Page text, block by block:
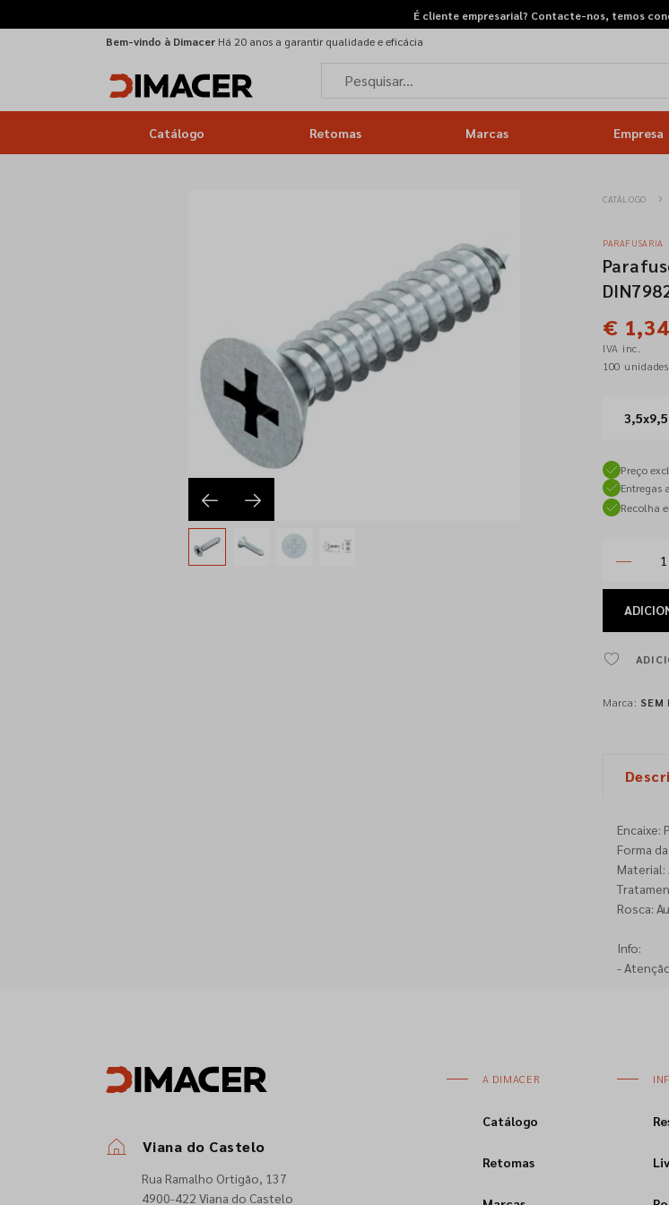
É cliente empresarial? Contacte-nos, temos
Bem-vindo à Dimacer Há 20 anos a garantir qualidade e eficácia
Catálogo Retomas Marcas Empresa
CATÁLOGO
PARAFUSARIA
€ 1,34
IVA inc.
100 unidades
3,5x9,5
Preço
Entregas
Recolha
Marca: SEM
Encaixe:
Forma
Material:
Rosca:
Info:
-
Viana do Castelo
Rua Ramalho Ortigão, 137
4900-422 Viana do Castelo
A DIMACER
Catálogo
Retomas